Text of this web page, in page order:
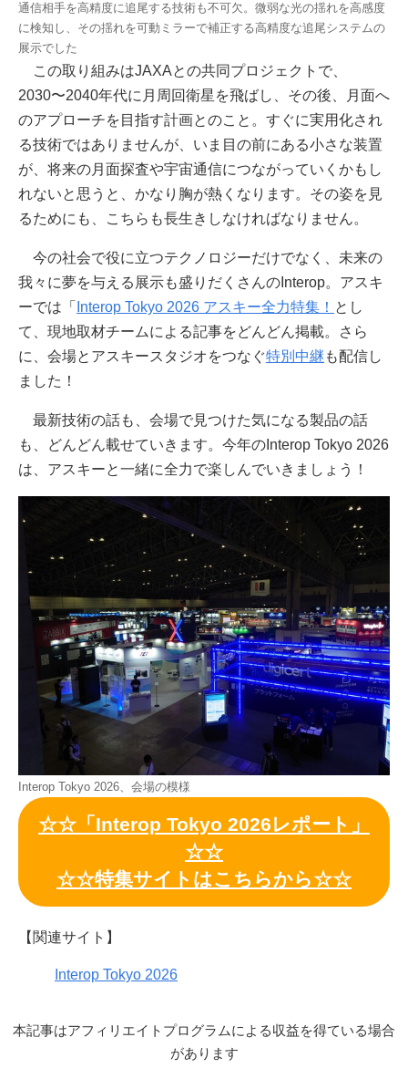
通信相手を高精度に追尾する技術も不可欠。微弱な光の揺れを高感度
に検知し、その揺れを可動ミラーで補正する高精度な追尾システムの
展示でした
この取り組みはJAXAとの共同プロジェクトで、
2030〜2040年代に月周回衛星を飛ばし、その後、月面へ
のアプローチを目指す計画とのこと。すぐに実用化され
る技術ではありませんが、いま目の前にある小さな装置
が、将来の月面探査や宇宙通信につながっていくかもし
れないと思うと、かなり胸が熱くなります。その姿を見
るためにも、こちらも長生きしなければなりません。
今の社会で役に立つテクノロジーだけでなく、未来の
我々に夢を与える展示も盛りだくさんのInterop。アスキ
ーでは「
Interop Tokyo 2026 アスキー全力特集！ とし
て、現地取材チームによる記事をどんどん掲載。さら
に、会場とアスキースタジオをつなぐ特別中継 も配信し
ました！
最新技術の話も、会場で見つけた気になる製品の話
も、どんどん載せていきます。今年のInterop Tokyo 2026
は、アスキーと一緒に全力で楽しんでいきましょう！
Interop Tokyo 2026、会場の模様
☆☆「Interop Tokyo 2026レポート」
☆☆
☆☆特集サイトはこちらから☆☆
【関連サイト】
Interop Tokyo 2026
本記事はアフィリエイトプログラムによる収益を得ている場合
があります